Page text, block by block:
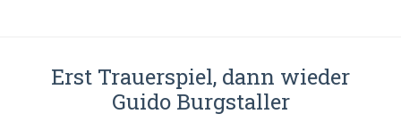
Erst Trauerspiel, dann wieder
Guido Burgstaller